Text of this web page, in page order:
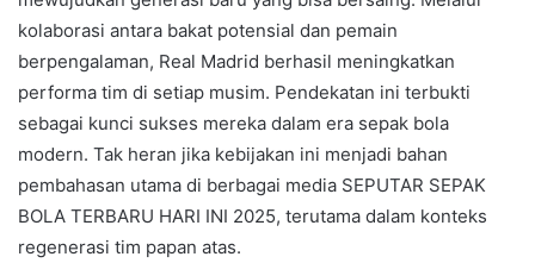
kolaborasi antara bakat potensial dan pemain
berpengalaman, Real Madrid berhasil meningkatkan
performa tim di setiap musim. Pendekatan ini terbukti
sebagai kunci sukses mereka dalam era sepak bola
modern. Tak heran jika kebijakan ini menjadi bahan
pembahasan utama di berbagai media SEPUTAR SEPAK
BOLA TERBARU HARI INI 2025, terutama dalam konteks
regenerasi tim papan atas.